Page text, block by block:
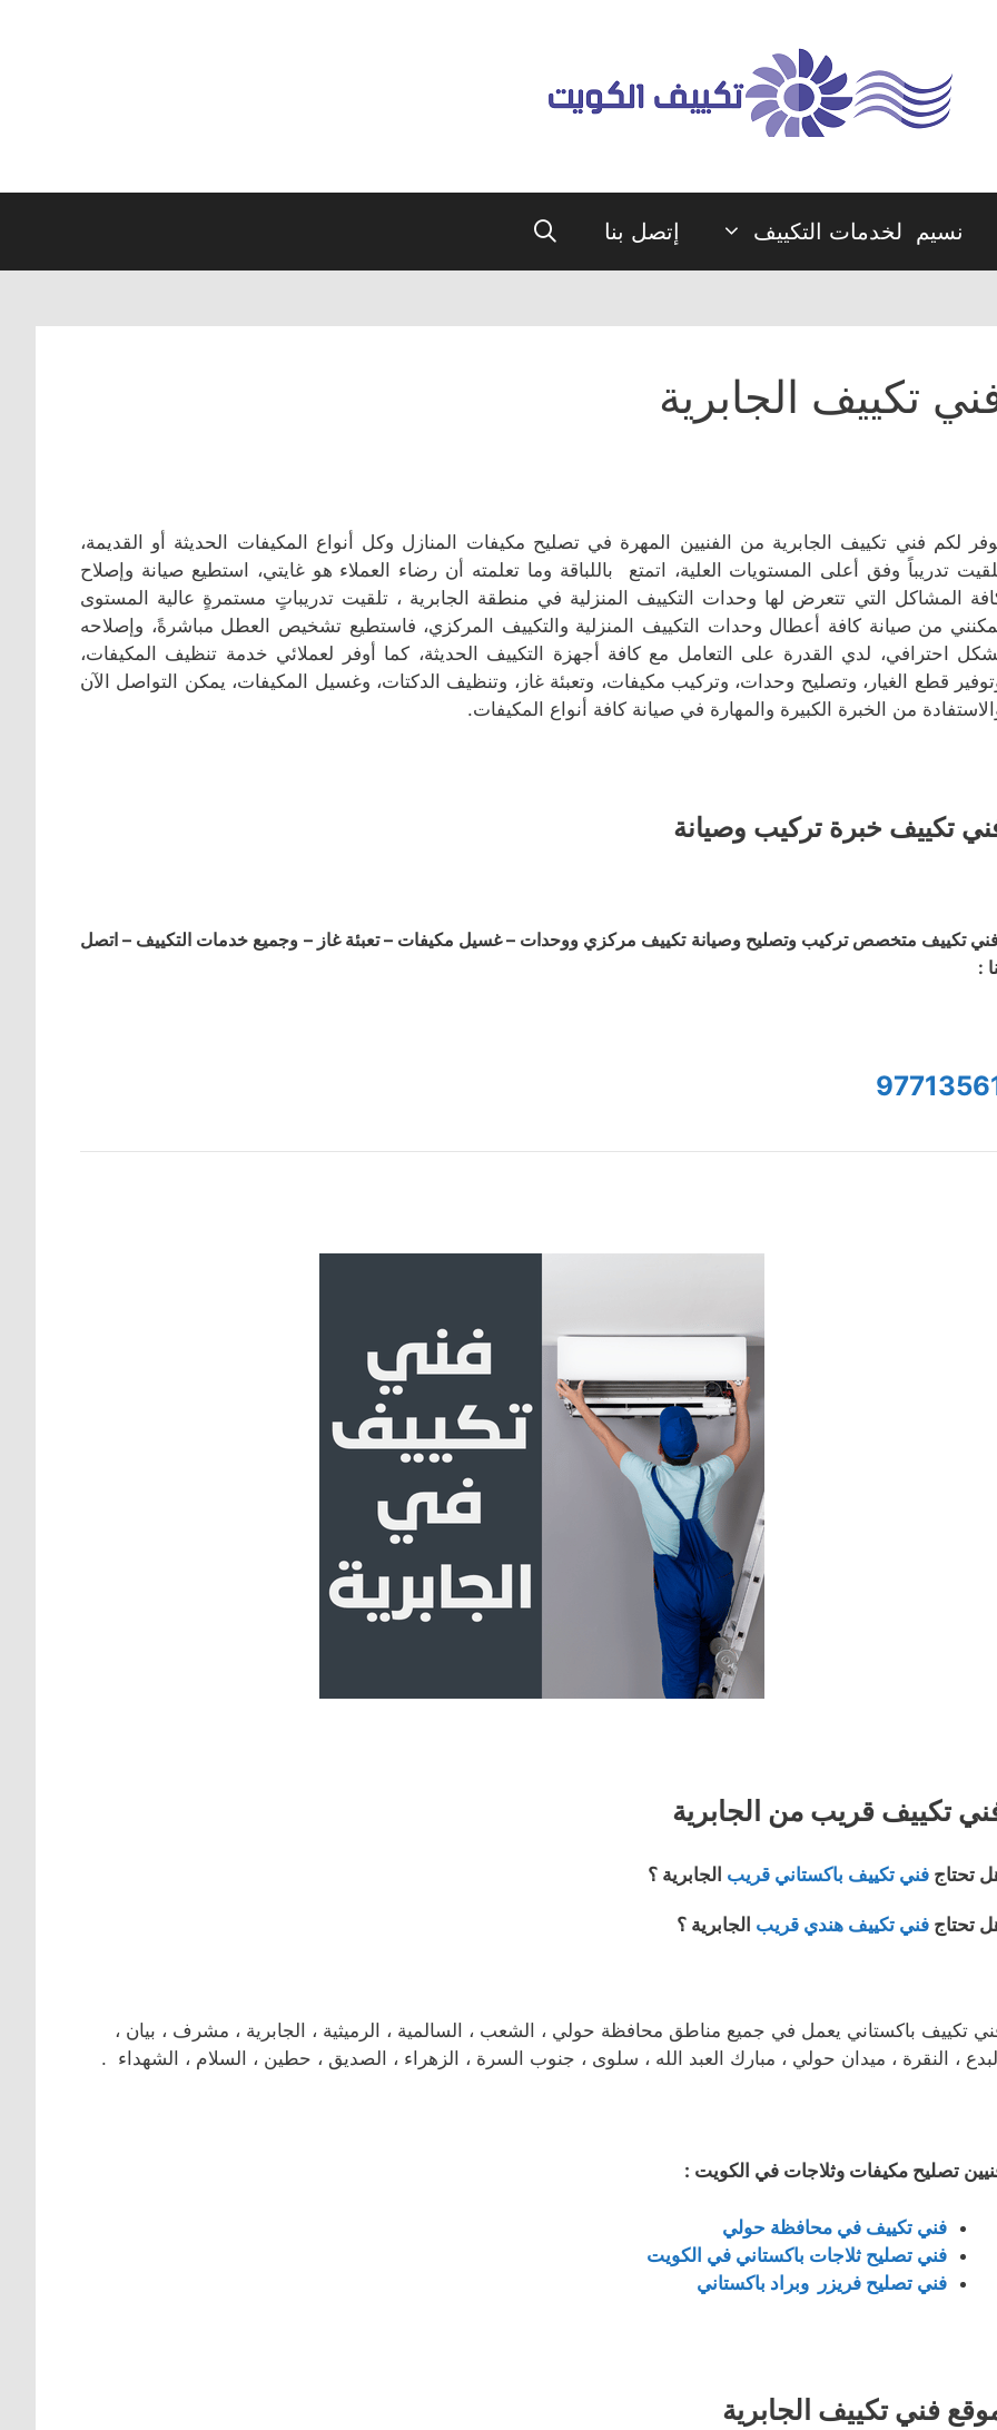
نسيم لخدمات التكييف إتصل بنا
تكييف الجابرية
لكم فني تكييف الجابرية من الفنيين المهرة في تصليح مكيفات المنازل وكل أنواع المكيفات الحديثة أو القديمة،
تدريباً وفق أعلى المستويات العلية، اتمتع باللباقة وما تعلمته أن رضاء العملاء هو غايتي، استطيع صيانة وإصلاح
المشاكل التي تتعرض لها وحدات التكييف المنزلية في منطقة الجابرية ، تلقيت تدريباتٍ مستمرةٍ عالية المستوى
من صيانة كافة أعطال وحدات التكييف المنزلية والتكييف المركزي، فاستطيع تشخيص العطل مباشرةً، وإصلاحه
احترافي، لدي القدرة على التعامل مع كافة أجهزة التكييف الحديثة، كما أوفر لعملائي خدمة تنظيف المكيفات،
قطع الغيار، وتصليح وحدات، وتركيب مكيفات، وتعبئة غاز، وتنظيف الدكتات، وغسيل المكيفات، يمكن التواصل الآن
من الخبرة الكبيرة والمهارة في صيانة كافة أنواع المكيفات.
تكييف خبرة تركيب وصيانة
تكييف متخصص تركيب وتصليح وصيانة تكييف مركزي ووحدات – غسيل مكيفات – تعبئة غاز – وجميع خدمات التكييف – اتصل
:
تكييف قريب من الجابرية
تحتاج فني تكييف باكستاني قريب الجابرية ؟
تحتاج فني تكييف هندي قريب الجابرية ؟
تكييف باكستاني يعمل في جميع مناطق محافظة حولي ، الشعب ، السالمية ، الرميثية ، الجابرية ، مشرف ، بيان ،
البدع ، النقرة ، ميدان حولي ، مبارك العبد الله ، سلوى ، جنوب السرة ، الزهراء ، الصديق ، حطين ، السلام ، الشهداء .
تصليح مكيفات وثلاجات في الكويت :
فني تكييف في محافظة حولي
فني تصليح ثلاجات باكستاني في الكويت
فني تصليح فريزر وبراد باكستاني
فني تكييف الجابرية